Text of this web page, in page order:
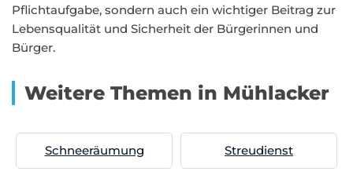
Pflichtaufgabe, sondern auch ein wichtiger Beitrag zur
Lebensqualität und Sicherheit der Bürgerinnen und
Bürger.
Weitere Themen in Mühlacker
Schneeräumung Streudienst